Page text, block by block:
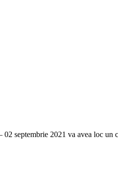
02 septembrie 2021 va avea loc